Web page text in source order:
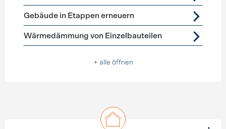
Gebäude in Etappen erneuern
Wärmedämmung von Einzelbauteilen
+ alle öffnen